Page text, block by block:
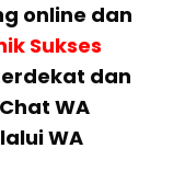
online dan
Sukses
dan
WA
WA